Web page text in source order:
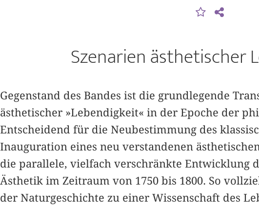
Szenarien ästhetischer
Gegenstand des Bandes ist die grundlegende
ästhetischer »Lebendigkeit« in der Epoche der
Entscheidend für die Neubestimmung des
Inauguration eines neu verstandenen
die parallele, vielfach verschränkte Entwicklung
Ästhetik im Zeitraum von 1750 bis 1800. So
der Naturgeschichte zu einer Wissenschaft des